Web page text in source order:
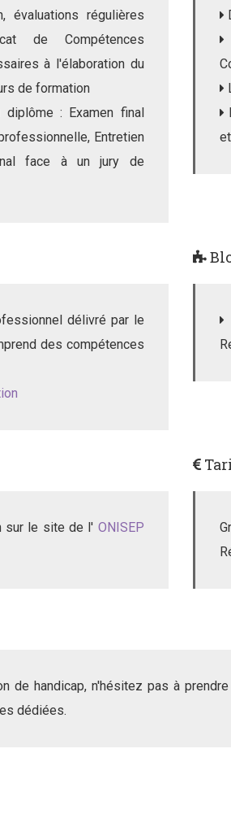
évaluations régulières
de Compétences
à l'élaboration du
de formation
: Examen final
Entretien
face à un jury de
délivré par le
des compétences
sur le site de l' ONISEP
de handicap, n'hésitez pas à
dédiées.